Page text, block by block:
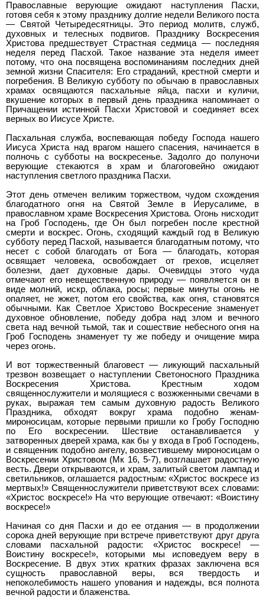
Православные верующие ожидают наступления Пасхи,
готовя себя к этому празднику долгие недели Великого поста
— Святой Четыредесятницы. Это период молитв, служб,
духовных и телесных подвигов. Празднику Воскресения
Христова предшествует Страстная седмица — последняя
неделя перед Пасхой. Такое название эта неделя имеет
потому, что она посвящена воспоминаниям последних дней
земной жизни Спасителя: Его страданий, крестной смерти и
погребения. В Великую субботу по обычаю в православных
храмах освящаются пасхальные яйца, пасхи и куличи,
вкушение которых в первый день праздника напоминает о
Причащении истинной Пасхи Христовой и соединяет всех
верных во Иисусе Христе.
Пасхальная служба, воспевающая победу Господа нашего
Иисуса Христа над врагом нашего спасения, начинается в
полночь с субботы на воскресенье. Задолго до полуночи
верующие стекаются в храм и благоговейно ожидают
наступления светлого праздника Пасхи.
Этот день отмечен великим торжеством, чудом схождения
благодатного огня на Святой Земле в Иерусалиме, в
православном храме Воскресения Христова. Огонь нисходит
на Гроб Господень, где Он был погребен после крестной
смерти и воскрес. Огонь, сходящий каждый год в Великую
субботу перед Пасхой, называется благодатным потому, что
несет с собой благодать от Бога — благодать, которая
освящает человека, освобождает от грехов, исцеляет
болезни, дает духовные дары. Очевидцы этого чуда
отмечают его невещественную природу — появляется он в
виде молний, искр, облака, росы; первые минуты огонь не
опаляет, не жжет, потом его свойства, как огня, становятся
обычными. Как Светлое Христово Воскресение знаменует
духовное обновление, победу добра над злом и вечного
света над вечной тьмой, так и сошествие небесного огня на
Гроб Господень знаменует ту же победу и очищение мира
через огонь.
И вот торжественный благовест — ликующий пасхальный
трезвон возвещает о наступлении Светоносного Праздника
Воскресения Христова. Крестным ходом
священнослужители и молящиеся с возжженными свечами в
руках, выражая тем самым духовную радость Великого
Праздника, обходят вокруг храма подобно женам-
мироносицам, которые первыми пришли ко Гробу Господню
по Его воскресении. Шествие останавливается у
затворенных дверей храма, как бы у входа в Гроб Господень,
и священник подобно ангелу, возвестившему мироносицам о
Воскресении Христовом (Мк 16, 5-7), возглашает радостную
весть. Двери открываются, и храм, залитый светом лампад и
светильников, оглашается радостным: «Христос воскресе из
мертвых!» Священнослужители приветствуют всех словами:
«Христос воскресе!» На что верующие отвечают: «Воистину
воскресе!»
Начиная со дня Пасхи и до ее отдания — в продолжении
сорока дней верующие при встрече приветствуют друг друга
словами пасхальной радости: «Христос воскресе! —
Воистину воскресе!», которыми мы исповедуем веру в
Воскресение. В двух этих кратких фразах заключена вся
сущность православной веры, вся твердость и
непоколебимость нашего упования и надежды, вся полнота
вечной радости и блаженства.